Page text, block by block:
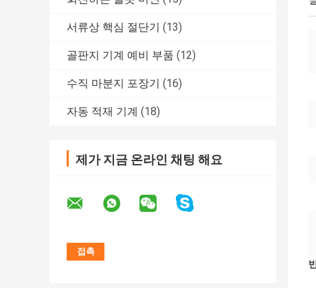
서류상 핵심 절단기 (13)
골판지 기계 예비 부품 (12)
수직 마분지 포장기 (16)
자동 적재 기계 (18)
제가 지금 온라인 채팅 해요